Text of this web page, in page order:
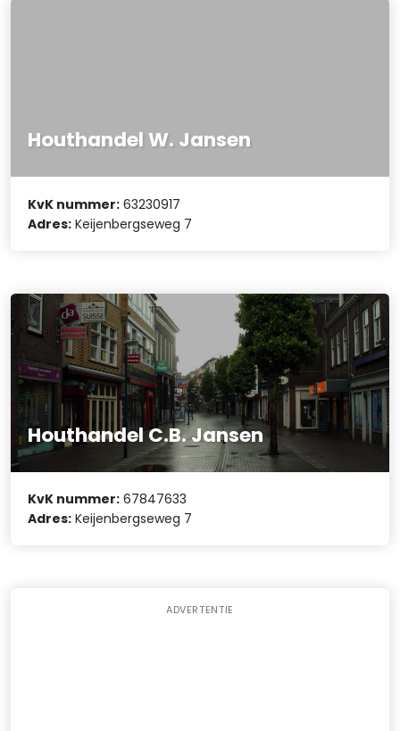
Houthandel W. Jansen
KvK nummer: 63230917
Adres: Keijenbergseweg 7
Houthandel C.B. Jansen
KvK nummer: 67847633
Adres: Keijenbergseweg 7
ADVERTENTIE